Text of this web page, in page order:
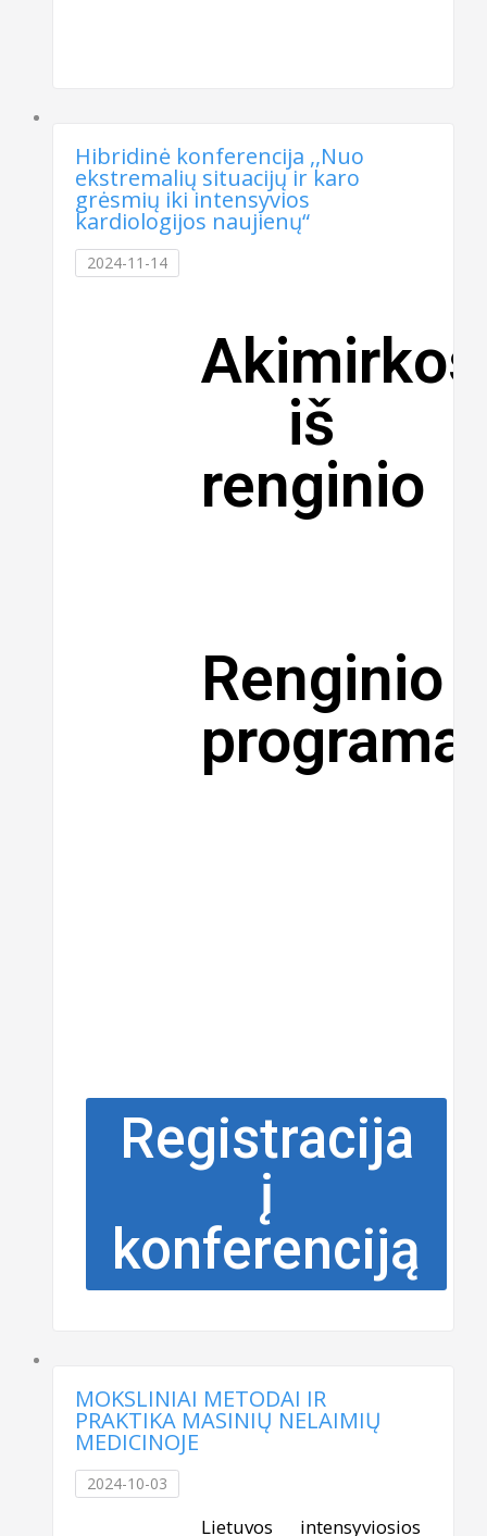
Hibridinė konferencija ,,Nuo
ekstremalių situacijų ir karo
grėsmių iki intensyvios
kardiologijos naujienų“
2024-11-14
Akimirkos
iš
renginio
Renginio
programa
Registracija
į
konferenciją
MOKSLINIAI METODAI IR
PRAKTIKA MASINIŲ NELAIMIŲ
MEDICINOJE
2024-10-03
Lietuvos intensyviosios